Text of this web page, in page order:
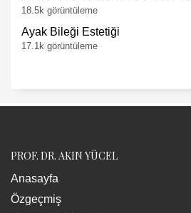
18.5k görüntüleme
Ayak Bileği Estetiği
17.1k görüntüleme
PROF. DR. AKIN YÜCEL
Anasayfa
Özgeçmiş